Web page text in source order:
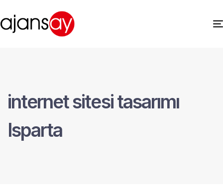
internet sitesi tasarımı
Isparta